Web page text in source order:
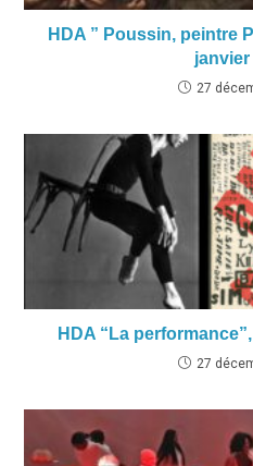
HDA ” Poussin, peintre
janvier
27
HDA “La
27